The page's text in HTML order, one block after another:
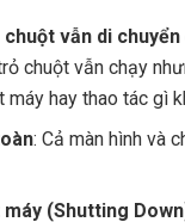
vẫn di
chuột vẫn chạy
máy hay thao tác gì
: Cả màn hình và
(Shutting